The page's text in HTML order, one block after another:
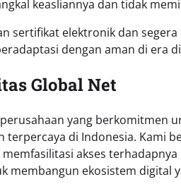
keasliannya dan tidak
sertifikat elektronik dan
dengan aman di era
Global Net
yang berkomitmen
terpercaya di Indonesia. Kami
akses
membangun ekosistem digital